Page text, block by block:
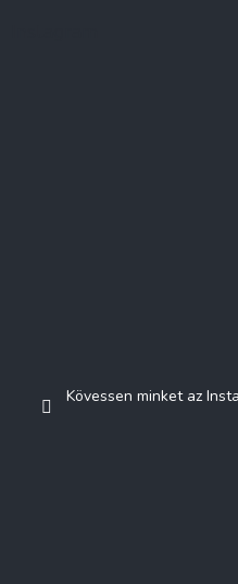
Kövessen minket az